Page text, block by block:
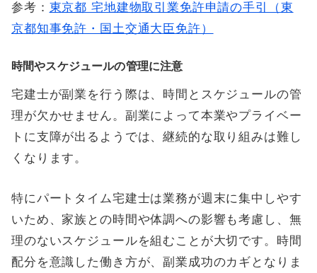
参考： 東京都 宅地建物取引業免許申請の手引（東
京都知事免許・国土交通大臣免許）
時間やスケジュールの管理に注意
宅建士が副業を行う際は、時間とスケジュールの管
理が欠かせません。副業によって本業やプライベー
トに支障が出るようでは、継続的な取り組みは難し
くなります。
特にパートタイム宅建士は業務が週末に集中しやす
いため、家族との時間や体調への影響も考慮し、無
理のないスケジュールを組むことが大切です。時間
配分を意識した働き方が、副業成功のカギとなりま